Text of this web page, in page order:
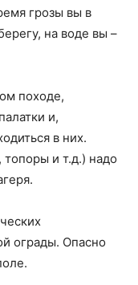
грозы вы в
на воде вы –
походе,
и,
в них.
и т.д.) надо
ограды. Опасно